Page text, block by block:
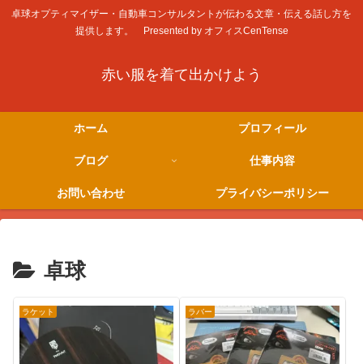
卓球オプティマイザー・自動車コンサルタントが伝わる文章・伝える話し方を
提供します。 Presented by オフィスCenTense
赤い服を着て出かけよう
ホーム プロフィール
ブログ 仕事内容
お問い合わせ プライバシーポリシー
卓球
ラケット ラバー